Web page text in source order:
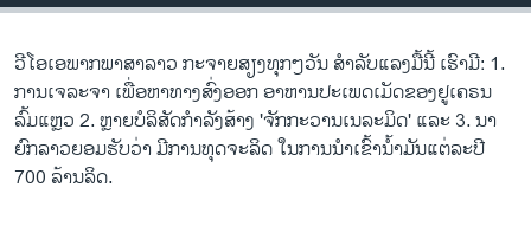
ລາຍງານ
ພາສາຕ່າງໆ
ວີ​ໂອ​ເອພາກ​ພາສາ​ລາວ​ ກະຈາຍສຽງ​ທຸກໆ​ວັນ ສຳ​ລັບ​ແລງມື້ນີ້ ເຮົາ​ມີ: 1.
ການ​ເຈ​ລະ​ຈາ ເພື່ອ​ຫາ​ທາງ​ສົ່ງ​ອອກ ອາ​ຫານ​ປະ​ເພດ​ເມັດ​ຂອງ​ຢູ​ເຄ​ຣນ
ລົ້ມ​ແຫຼວ 2. ຫຼາຍບ​ໍ​ລິ​ສັດ​ກຳ​ລັງ​ສ້າງ 'ຈັກ​ກະ​ວານ​ເນ​ລະ​ມິດ' ແລະ 3. ນາ​
ຍົກ​ລາວຍອມ​ຮັບ​ວ່າ ມີ​ການ​ທຸດ​ຈະ​ລິດ​ ໃນ​ການ​ນຳ​ເຂົ້າ​ນ້ຳ​ມັນ​ແຕ່​ລະ​ປີ
700 ລ້ານລິດ.